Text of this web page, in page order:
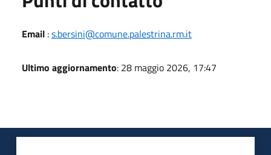
Email :s.bersini@comune.palestrina.rm.it
Ultimo aggiornamento: 28 maggio 2026, 17:47